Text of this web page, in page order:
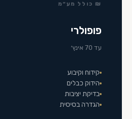
₪ כולל מע״מ
פופולרי
עד 70 אינץ׳
קידוח וקיבוע
הידוק כבלים
בדיקת יציבות
הגדרה בסיסית